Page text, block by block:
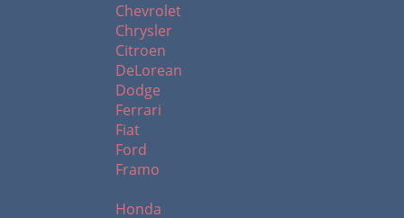
Chevrolet
Chrysler
Citroen
DeLorean
Dodge
Ferrari
Fiat
Ford
Framo
Honda